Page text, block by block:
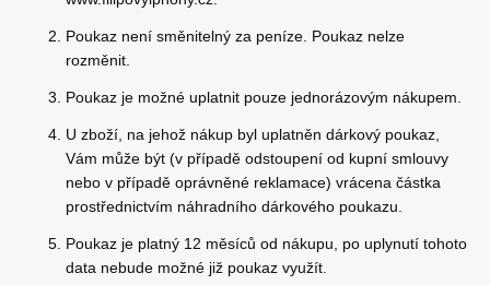
Poukaz není směnitelný za peníze. Poukaz nelze
rozměnit.
Poukaz je možné uplatnit pouze jednorázovým nákupem.
U zboží, na jehož nákup byl uplatněn dárkový poukaz,
Vám může být (v případě odstoupení od kupní smlouvy
nebo v případě oprávněné reklamace) vrácena částka
prostřednictvím náhradního dárkového poukazu.
Poukaz je platný 12 měsíců od nákupu, po uplynutí tohoto
data nebude možné již poukaz využít.